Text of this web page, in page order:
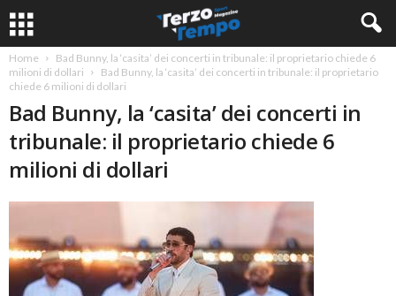
Home
Bad Bunny, la ‘casita’ dei concerti in tribunale: il proprietario chiede 6
milioni di dollari
Bad Bunny, la ‘casita’ dei concerti in tribunale: il proprietario
chiede 6 milioni di dollari
Bad Bunny, la ‘casita’ dei concerti in
tribunale: il proprietario chiede 6
milioni di dollari